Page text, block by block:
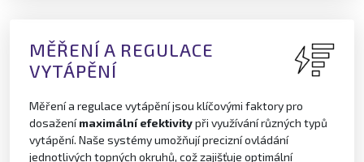
MĚŘENÍ A REGULACE
VYTÁPĚNÍ
Měření a regulace vytápění jsou klíčovými faktory pro
dosaženímaximální efektivitypři využívání různých typů
vytápění. Naše systémy umožňují precizní ovládání
jednotlivých topných okruhů, což zajišťuje optimální